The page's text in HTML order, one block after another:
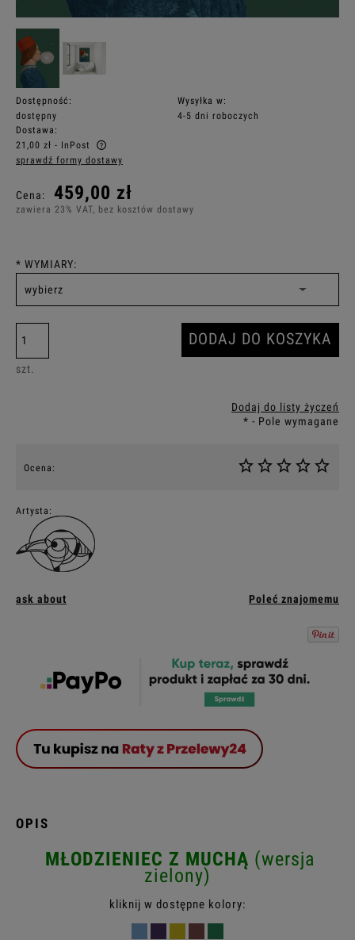
Dostępność:
dostępny
Wysyłka w:
4-5 dni roboczych
Dostawa:
21,00 zł - InPost
Cena nie zawiera ewentualnych kosztów płatności
sprawdź formy dostawy
Cena: 459,00 zł
zawiera 23% VAT, bez kosztów dostawy
* WYMIARY:
szt.
DODAJ DO KOSZYKA
Dodaj do listy życzeń
* - Pole wymagane
Ocena:
Artysta:
ask about Poleć znajomemu
OPIS
MŁODZIENIEC Z MUCHĄ (wersja
zielony)
kliknij w dostępne kolory: